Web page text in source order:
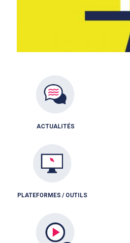
ACTUALITÉS
PLATEFORMES / OUTILS